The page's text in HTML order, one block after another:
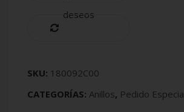
deseos
SKU: 180092C00
CATEGORÍAS: Anillos, Pedido